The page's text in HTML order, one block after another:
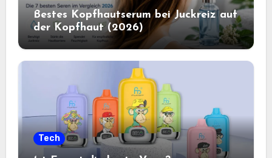
Bestes Kopfhautserum bei Juckreiz auf
der Kopfhaut (2026)
Tech